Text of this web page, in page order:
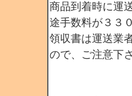
商品到着時に運
途手数料が３３
領収書は運送業
ので、ご注意下